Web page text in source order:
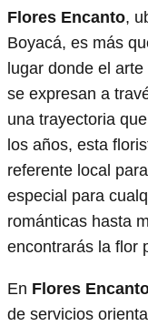
Flores Encanto,
Boyacá, es más
lugar donde el
se expresan a
una trayectoria
los años, esta
referente local
especial para
románticas hasta
encontrarás la flor
En Flores
de servicios